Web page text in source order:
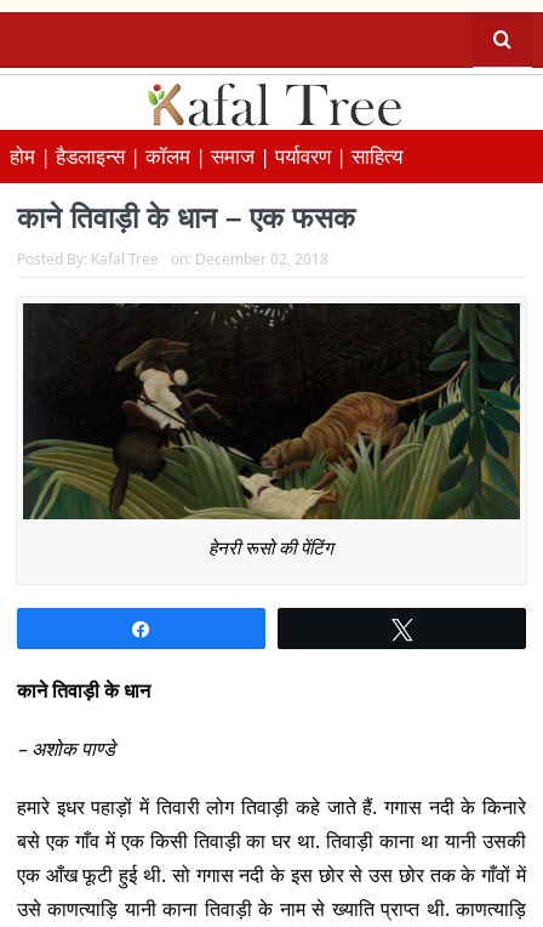
होम |हैडलाइन्स |कॉलम |समाज |पर्यावरण |साहित्य
काने तिवाड़ी के धान – एक फसक
Posted By: Kafal Tree on: December 02, 2018
हेनरी रूसो की पेंटिंग
काने तिवाड़ी के धान
– अशोक पाण्डे
हमारे इधर पहाड़ों में तिवारी लोग तिवाड़ी कहे जाते हैं. गगास नदी के किनारे
बसे एक गाँव में एक किसी तिवाड़ी का घर था. तिवाड़ी काना था यानी उसकी
एक आँख फूटी हुई थी. सो गगास नदी के इस छोर से उस छोर तक के गाँवों में
उसे काणत्याड़ि यानी काना तिवाड़ी के नाम से ख्याति प्राप्त थी. काणत्याड़ि